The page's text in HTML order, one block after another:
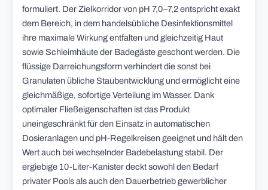
formuliert. Der Zielkorridor von pH 7,0–7,2 entspricht exakt
dem Bereich, in dem handelsübliche Desinfektionsmittel
ihre maximale Wirkung entfalten und gleichzeitig Haut
sowie Schleimhäute der Badegäste geschont werden. Die
flüssige Darreichungsform verhindert die sonst bei
Granulaten übliche Staubentwicklung und ermöglicht eine
gleichmäßige, sofortige Verteilung im Wasser. Dank
optimaler Fließeigenschaften ist das Produkt
uneingeschränkt für den Einsatz in automatischen
Dosieranlagen und pH-Regelkreisen geeignet und hält den
Wert auch bei wechselnder Badebelastung stabil. Der
ergiebige 10-Liter-Kanister deckt sowohl den Bedarf
privater Pools als auch den Dauerbetrieb gewerblicher